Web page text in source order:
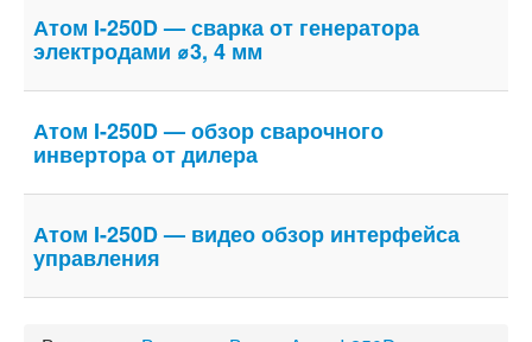
Блок питания подогрева газа
Атом PGI-36-5
Сварочный инвертор
Атом I-180M
Информация
О компании
Новости
Статьи
Вспомогательные функции инверторов
Реклама
Атом I-250D — сварка от генератора
электродами ⌀3, 4 мм
Атом I-250D — обзор сварочного
инвертора от дилера
Атом I-250D — видео обзор интерфейса
управления